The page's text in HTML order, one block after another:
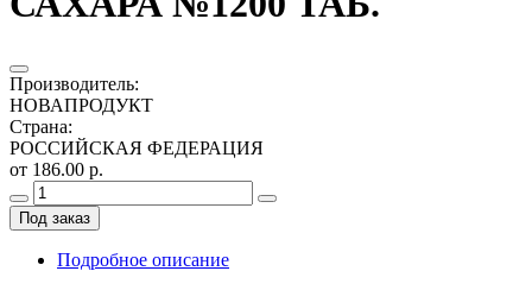
Производитель:
НОВАПРОДУКТ
Страна:
РОССИЙСКАЯ ФЕДЕРАЦИЯ
от 186.00 р.
Под заказ
Подробное описание